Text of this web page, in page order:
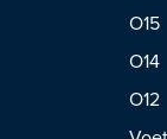
O15
O14
O12